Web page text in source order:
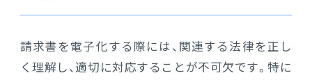
請求書を電子化する際には、関連する法律を正し
く理解し、適切に対応することが不可欠です。特に